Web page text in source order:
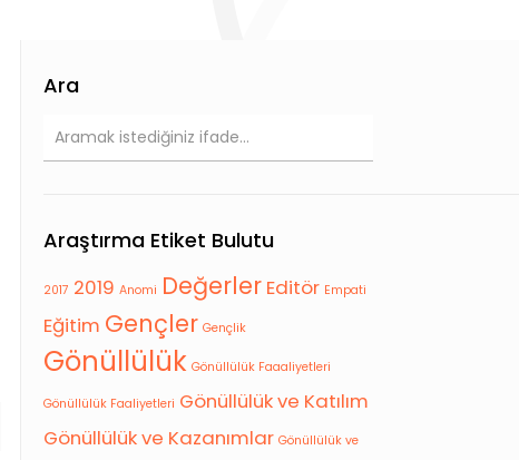
Ara
Araştırma Etiket Bulutu
2017 2019 Anomi Değerler Editör Empati
Eğitim Gençler Gençlik
Gönüllülük Gönüllülük Faaaliyetleri
Gönüllülük Faaliyetleri Gönüllülük ve Katılım
Gönüllülük ve Kazanımlar Gönüllülük ve